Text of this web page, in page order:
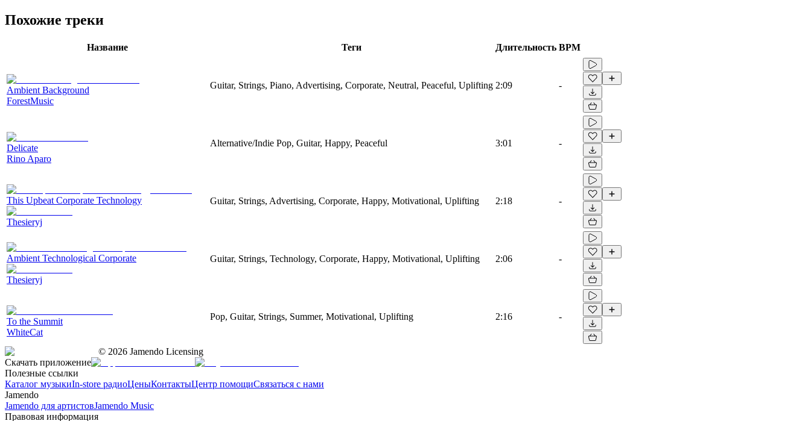
Похожие треки
Название Теги Длительность BPM
Ambient Background
ForestMusic
Guitar, Strings, Piano, Advertising, Corporate, Neutral, Peaceful, Uplifting 2:09 -
Delicate
Rino Aparo
Alternative/Indie Pop, Guitar, Happy, Peaceful 3:01 -
This Upbeat Corporate Technology
Thesieryj
Guitar, Strings, Advertising, Corporate, Happy, Motivational, Uplifting 2:18 -
Ambient Technological Corporate
Thesieryj
Guitar, Strings, Technology, Corporate, Happy, Motivational, Uplifting 2:06 -
To the Summit
WhiteCat
Pop, Guitar, Strings, Summer, Motivational, Uplifting 2:16 -
© 2026 Jamendo Licensing
Скачать приложение
Полезные ссылки
Каталог музыкиIn-store радиоЦеныКонтактыЦентр помощиСвязаться с нами
Jamendo
Jamendo для артистовJamendo Music
Правовая информация